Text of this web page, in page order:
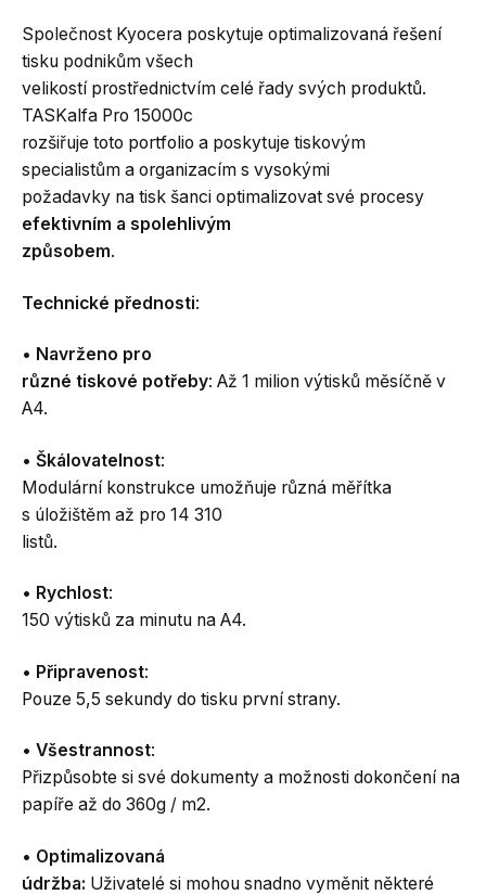
Společnost Kyocera poskytuje optimalizovaná řešení
tisku podnikům všech
velikostí prostřednictvím celé řady svých produktů.
TASKalfa Pro 15000c
rozšiřuje toto portfolio a poskytuje tiskovým
specialistům a organizacím s vysokými
požadavky na tisk šanci optimalizovat své procesy
efektivním a spolehlivým
způsobem.
Technické přednosti:
• Navrženo pro
různé tiskové potřeby: Až 1 milion výtisků měsíčně v
A4.
• Škálovatelnost:
Modulární konstrukce umožňuje různá měřítka
s úložištěm až pro 14 310
listů.
• Rychlost:
150 výtisků za minutu na A4.
• Připravenost:
Pouze 5,5 sekundy do tisku první strany.
• Všestrannost:
Přizpůsobte si své dokumenty a možnosti dokončení na
papíře až do 360g / m2.
• Optimalizovaná
údržba: Uživatelé si mohou snadno vyměnit některé